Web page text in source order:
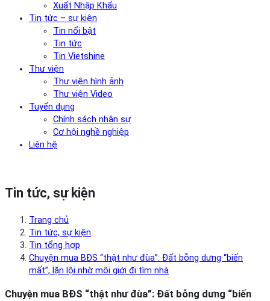
Xuất Nhập Khẩu
Tin tức – sự kiện
Tin nổi bật
Tin tức
Tin Vietshine
Thư viện
Thư viện hình ảnh
Thư viện Video
Tuyển dụng
Chính sách nhân sự
Cơ hội nghề nghiệp
Liên hệ
Tin tức, sự kiện
Trang chủ
Tin tức, sự kiện
Tin tổng hợp
Chuyện mua BĐS “thật như đùa”: Đất bỗng dưng “biến
mất”, lặn lội nhờ môi giới đi tìm nhà
Chuyện mua BĐS “thật như đùa”: Đất bỗng dưng “biến